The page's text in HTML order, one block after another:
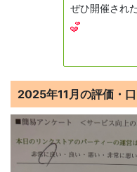
ぜひ開催され
2025年11月の評価・口